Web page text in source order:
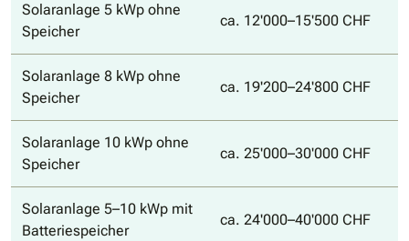
Solaranlage 5 kWp ohne
Speicher
ca. 12'000–15'500 CHF
Solaranlage 8 kWp ohne
Speicher
ca. 19'200–24'800 CHF
Solaranlage 10 kWp ohne
Speicher
ca. 25'000–30'000 CHF
Solaranlage 5–10 kWp mit
Batteriespeicher
ca. 24'000–40'000 CHF